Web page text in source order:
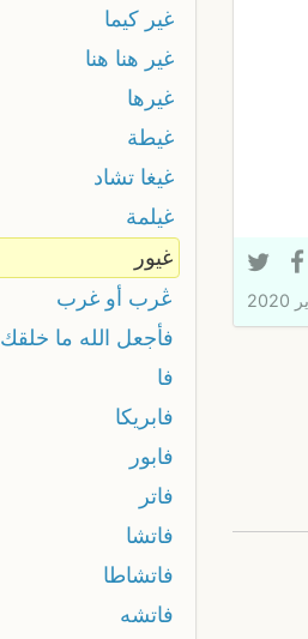
غير كيما
غير هنا هنا
غيرها
غيطة
غيغا تشاد
غيلمة
غيور
ڠرب أو غرب
فأجعل الله ما خلقك
فا
فابريكا
فابور
فاتر
فاتشا
فاتشاطا
فاتشه